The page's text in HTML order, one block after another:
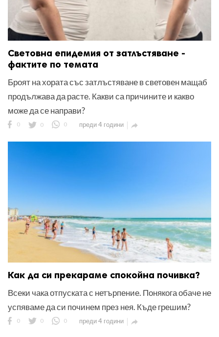
Световна епидемия от затлъстяване -
фактите по темата
Броят на хората със затлъстяване в световен мащаб
продължава да расте. Какви са причините и какво
може да се направи?
0 0 0 преди 4 години 
Как да си прекараме спокойна почивка?
Всеки чака отпуската с нетърпение. Понякога обаче не
успяваме да си починем през нея. Къде грешим?
0 0 0 преди 4 години 